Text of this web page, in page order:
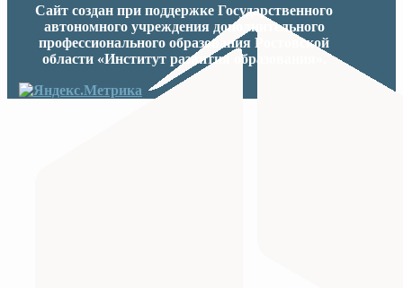
МИНИСТЕРСТВО ПРОСВЕЩЕНИЯ
Сайт создан при поддержке Государственного
автономного учреждения дополнительного
профессионального образования Ростовской
области «Институт развития образования».